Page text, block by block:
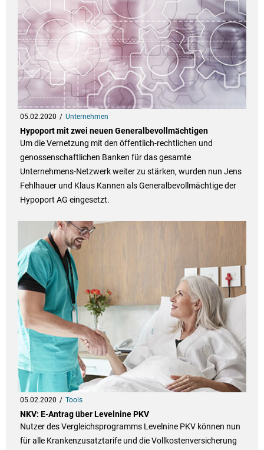
05.02.2020 Unternehmen
Hypoport mit zwei neuen Generalbevollmächtigen
Um die Vernetzung mit den öffentlich-rechtlichen und
genossenschaftlichen Banken für das gesamte
Unternehmens-Netzwerk weiter zu stärken, wurden nun Jens
Fehlhauer und Klaus Kannen als Generalbevollmächtige der
Hypoport AG eingesetzt.
05.02.2020 Tools
NKV: E-Antrag über Levelnine PKV
Nutzer des Vergleichsprogramms Levelnine PKV können nun
für alle Krankenzusatztarife und die Vollkostenversicherung